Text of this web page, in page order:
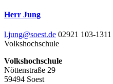
Herr Jung
l.jung@soest.de 02921 103-1311
Volkshochschule
Volkshochschule
Nöttenstraße 29
59494 Soest